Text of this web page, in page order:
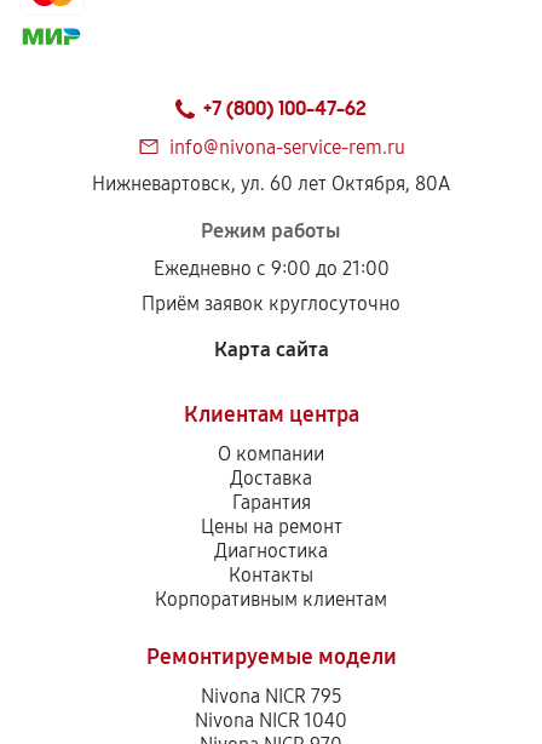
+7 (800) 100-47-62
info@nivona-service-rem.ru
Нижневартовск, ул. 60 лет Октября, 80А
Режим работы
Ежедневно с 9:00 до 21:00
Приём заявок круглосуточно
Карта сайта
Клиентам центра
О компании
Доставка
Гарантия
Цены на ремонт
Диагностика
Контакты
Корпоративным клиентам
Ремонтируемые модели
Nivona NICR 795
Nivona NICR 1040